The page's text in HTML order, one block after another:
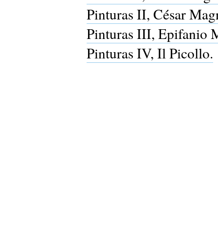
Pinturas II, César
Pinturas III, Epifanio
Pinturas IV, Il Picollo.